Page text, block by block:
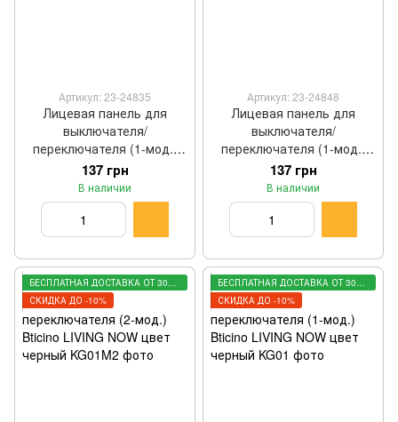
Артикул: 23-24835
Лицевая панель для
выключателя/
переключателя (1-мод.)
Bticino LIVING NOW цвет
белый KW01
137 грн
В наличии
Артикул: 23-24848
Лицевая панель для
выключателя/
переключателя (1-мод.)
Bticino LIVING NOW цвет
песочный KM01
137 грн
В наличии
БЕСПЛАТНАЯ ДОСТАВКА ОТ 3000 ГРН
СКИДКА ДО -10%
БЕСПЛАТНАЯ ДОСТАВКА ОТ 3000 ГРН
СКИДКА ДО -10%